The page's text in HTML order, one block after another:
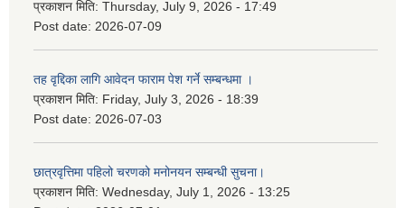
प्रकाशन मिति: Thursday, July 9, 2026 - 17:49
Post date: 2026-07-09
तह वृद्दिका लागि आवेदन फाराम पेश गर्ने सम्बन्धमा ।
प्रकाशन मिति: Friday, July 3, 2026 - 18:39
Post date: 2026-07-03
छात्रवृत्तिमा पहिलो चरणको मनोनयन सम्बन्धी सुचना।
प्रकाशन मिति: Wednesday, July 1, 2026 - 13:25